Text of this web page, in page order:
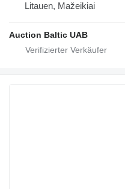
Litauen, Mažeikiai
Auction Baltic UAB